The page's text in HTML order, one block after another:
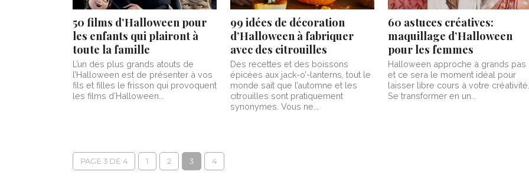
50 films d’Halloween pour
les enfants qui plairont à
toute la famille
L’un des plus grands atouts de
l’Halloween est de présenter à vos
fils et filles le frisson qui provoquent
les films d’Halloween...
99 idées de décoration
d’Halloween à fabriquer
avec des citrouilles
Des recettes et des boissons
épicées aux jack-o’-lanterns, tout le
monde sait que l’automne et les
citrouilles sont pratiquement
synonymes. Vous ne...
60 astuces créatives:
maquillage d’Halloween
pour les femmes
Halloween approche à grands pas
et ce sera le moment idéal pour
laisser libre cours à votre créativité.
Se transformer en un...
PAGE 3 DE 4 1 2 3 4